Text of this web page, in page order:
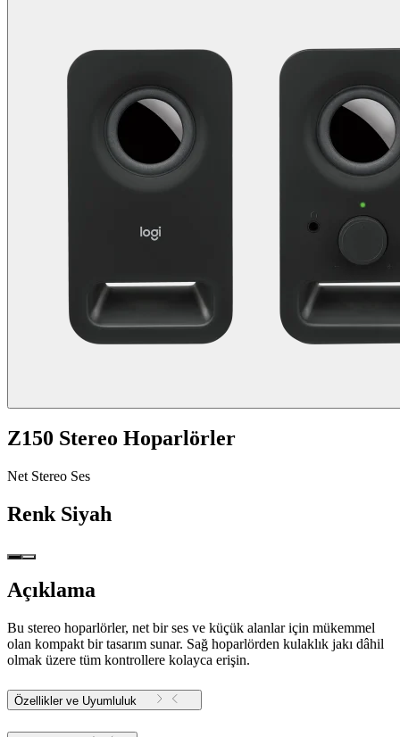
Z150 Stereo Hoparlörler
Net Stereo Ses
Renk Siyah
Açıklama
Bu stereo hoparlörler, net bir ses ve küçük alanlar için mükemmel
olan kompakt bir tasarım sunar. Sağ hoparlörden kulaklık jakı dâhil
olmak üzere tüm kontrollere kolayca erişin.
Özellikler ve Uyumluluk